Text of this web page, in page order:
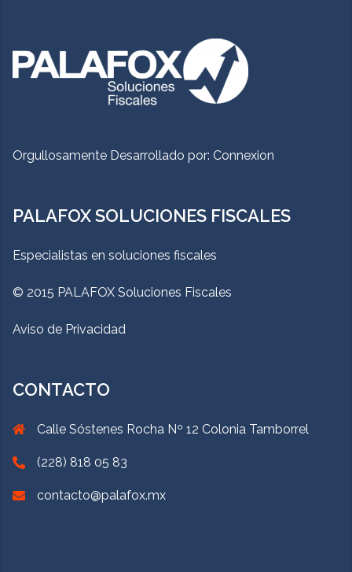
Orgullosamente Desarrollado por: Connexion
PALAFOX SOLUCIONES FISCALES
Especialistas en soluciones fiscales
© 2015 PALAFOX Soluciones Fiscales
Aviso de Privacidad
CONTACTO
Calle Sóstenes Rocha Nº 12 Colonia Tamborrel
(228) 818 05 83
contacto@palafox.mx